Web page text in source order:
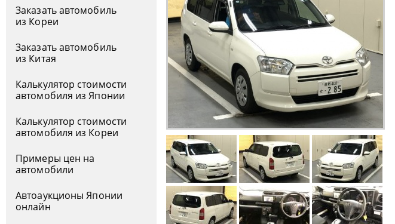
Заказать автомобиль
из Кореи
Заказать автомобиль
из Китая
Калькулятор стоимости
автомобиля из Японии
Калькулятор стоимости
автомобиля из Кореи
Примеры цен на
автомобили
Автоаукционы Японии
онлайн